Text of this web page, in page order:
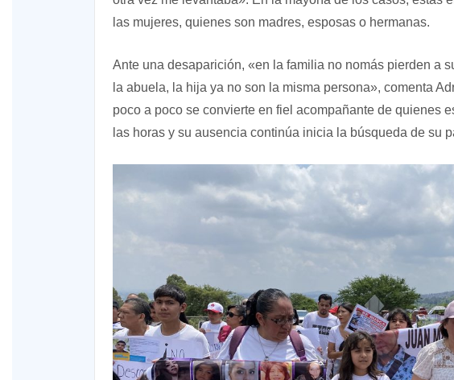
las mujeres, quienes son madres, esposas o hermanas.
Ante una desaparición, «en la familia no nomás pierden a
la abuela, la hija ya no son la misma persona», comenta
poco a poco se convierte en fiel acompañante de quienes
las horas y su ausencia continúa inicia la búsqueda de su